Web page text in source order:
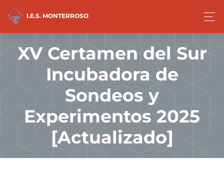
I.E.S. MONTERROSO
XV Certamen del Sur
Incubadora de
Sondeos y
Experimentos 2025
[Actualizado]